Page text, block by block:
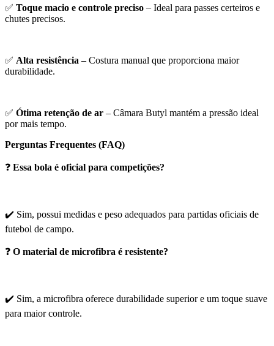
✅ Toque macio e controle preciso – Ideal para passes certeiros e
chutes precisos.
✅ Alta resistência – Costura manual que proporciona maior
durabilidade.
✅ Ótima retenção de ar – Câmara Butyl mantém a pressão ideal
por mais tempo.
Perguntas Frequentes (FAQ)
❓ Essa bola é oficial para competições?
✔️ Sim, possui medidas e peso adequados para partidas oficiais de
futebol de campo.
❓ O material de microfibra é resistente?
✔️ Sim, a microfibra oferece durabilidade superior e um toque suave
para maior controle.